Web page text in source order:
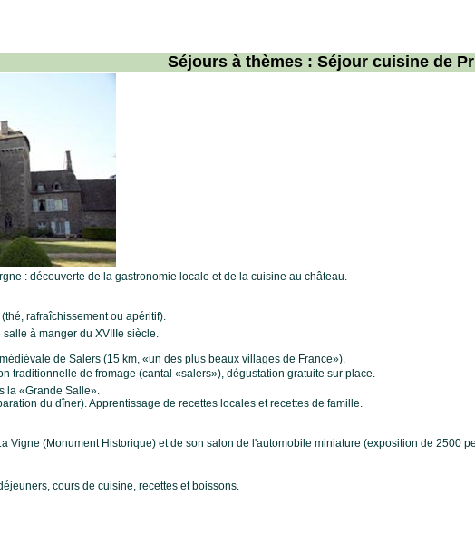
Séjours à thèmes : Séjour cuisine de
: découverte de la gastronomie locale et de la cuisine au château.
rafraîchissement ou apéritif).
à manger du XVIIIe siècle.
de Salers (15 km, «un des plus beaux villages de France»).
traditionnelle de fromage (cantal «salers»), dégustation gratuite sur place.
la «Grande Salle».
du dîner). Apprentissage de recettes locales et recettes de famille.
Vigne (Monument Historique) et de son salon de l'automobile miniature (exposition de 2500
cours de cuisine, recettes et boissons.